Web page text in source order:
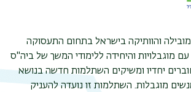
והוותיקה בישראל בתחום התעסוקה
מוגבלויות והיחידה ללימודי המשך של ביה"ס
יחדיו ומשיקים השתלמות חדשה בנושא
מוגבלות. השתלמות זו נועדה להעניק